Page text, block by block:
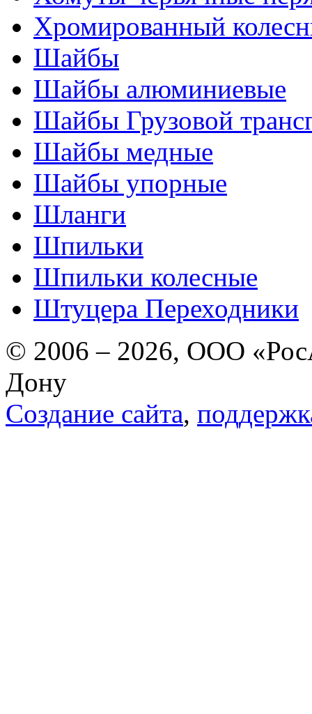
Хромированный
Шайбы
Шайбы алюминиевые
Шайбы Грузовой
Шайбы медные
Шайбы упорные
Шланги
Шпильки
Шпильки колесные
Штуцера Переходники
© 2006 – 2026, ООО
Дону
Создание сайта,